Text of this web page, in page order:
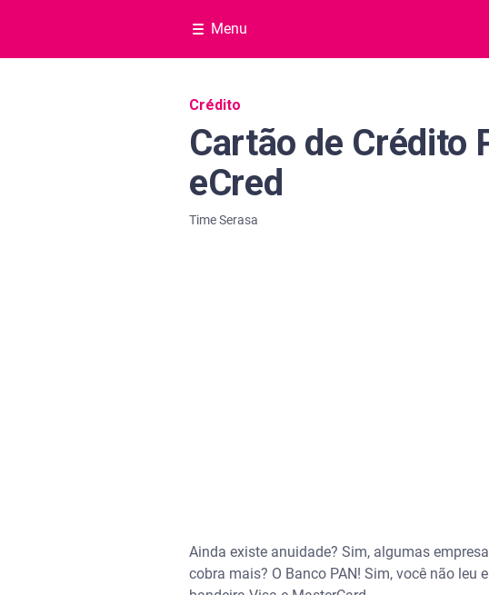
Menu
Navegação do blog
Crédito
Cartão de Crédito
eCred
Time Serasa
Ainda existe anuidade? Sim, algumas
cobra mais? O Banco PAN! Sim, você não leu